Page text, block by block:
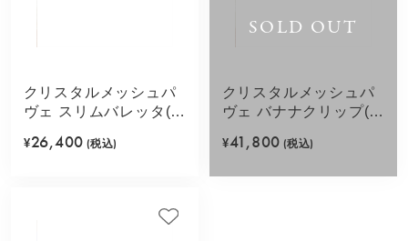
クリスタルメッシュパ
ヴェ スリムバレッタ(ブ
¥26,400 (税込)
SOLD OUT
クリスタルメッシュパ
ヴェ バナナクリップ(グ
¥41,800 (税込)